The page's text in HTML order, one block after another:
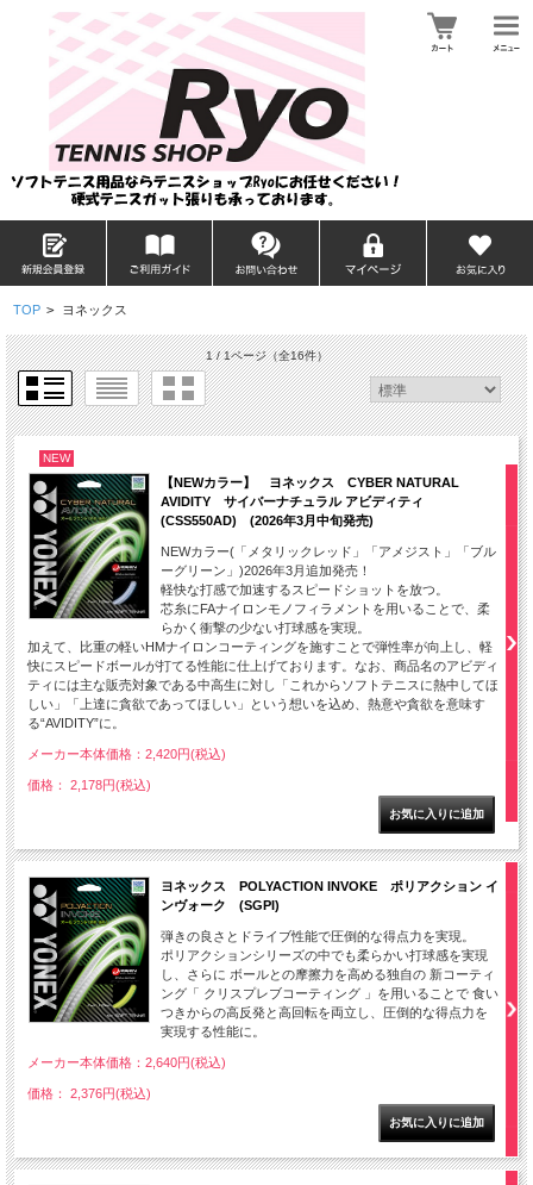
TOP > ヨネックス
1 / 1ページ（全16件）
NEW
【NEWカラー】 ヨネックス CYBER NATURAL
AVIDITY サイバーナチュラル アビディティ
(CSS550AD) (2026年3月中旬発売)
NEWカラー(「メタリックレッド」「アメジスト」「ブル
ーグリーン」)2026年3月追加発売！
軽快な打感で加速するスピードショットを放つ。
芯糸にFAナイロンモノフィラメントを用いることで、柔
らかく衝撃の少ない打球感を実現。
加えて、比重の軽いHMナイロンコーティングを施すことで弾性率が向上し、軽
快にスピードボールが打てる性能に仕上げております。なお、商品名のアビディ
ティには主な販売対象である中高生に対し「これからソフトテニスに熱中してほ
しい」「上達に貪欲であってほしい」という想いを込め、熱意や貪欲を意味す
る“AVIDITY”に。
メーカー本体価格：2,420円(税込)
価格： 2,178円(税込)
ヨネックス POLYACTION INVOKE ポリアクション イ
ンヴォーク (SGPI)
弾きの良さとドライブ性能で圧倒的な得点力を実現。
ポリアクションシリーズの中でも柔らかい打球感を実現
し、さらに ボールとの摩擦力を高める独自の 新コーティ
ング「 クリスプレブコーティング 」を用いることで 食い
つきからの高反発と高回転を両立し、圧倒的な得点力を
実現する性能に。
メーカー本体価格：2,640円(税込)
価格： 2,376円(税込)